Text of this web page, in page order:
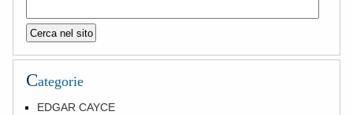
Categorie
EDGAR CAYCE